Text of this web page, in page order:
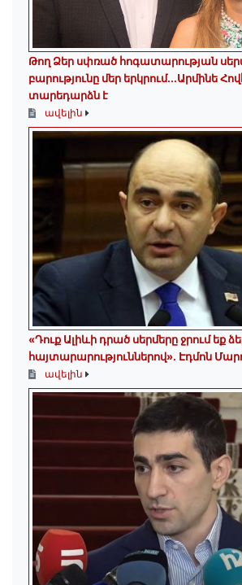
Թող Ձեր սփռած հոգատարության
բարությունը մեր երկրում․․․Արմինե
տարեդարձն է
ավելին
«Դուք Ալիևի դրած սերմերը ջրում եք
հայտարարություններով»․ Էդմոն
ավելին